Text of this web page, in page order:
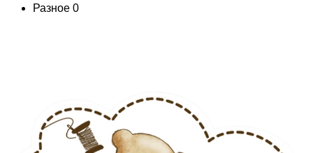
Разное 0